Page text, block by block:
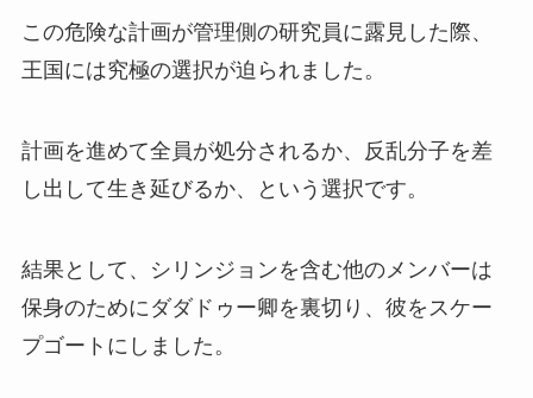
この危険な計画が管理側の研究員に露見した際、
王国には究極の選択が迫られました。
計画を進めて全員が処分されるか、反乱分子を差
し出して生き延びるか、という選択です。
結果として、シリンジョンを含む他のメンバーは
保身のためにダダドゥー卿を裏切り、彼をスケー
プゴートにしました。